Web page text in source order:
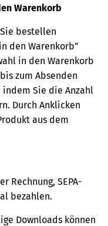
Warenkorb
bestellen
den Warenkorb”
in den Warenkorb
zum Absenden
Sie die Anzahl
Durch Anklicken
aus dem
Rechnung, SEPA-
bezahlen.
Downloads können